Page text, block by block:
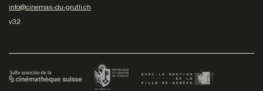
info@cinemas-du-grutli.ch
v3.2